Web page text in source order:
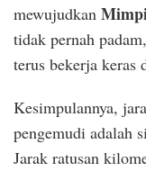
mewujudkan
tidak pernah
terus bekerja keras
Kesimpulannya,
pengemudi adalah
Jarak ratusan